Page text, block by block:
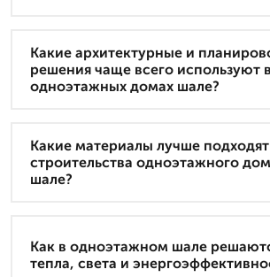
Какие архитектурные и
решения чаще всего используют в
одноэтажных домах шале?
Какие материалы лучше
строительства одноэтажного
шале?
Как в одноэтажном шале
тепла, света и